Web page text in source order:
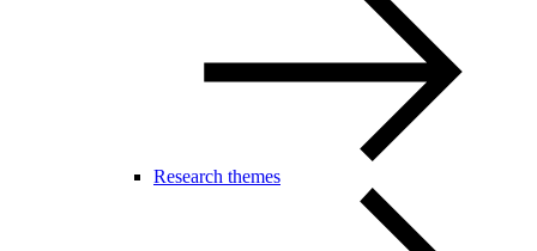
Research themes